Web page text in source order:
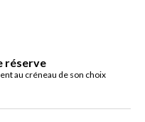
réserve
au créneau de son choix